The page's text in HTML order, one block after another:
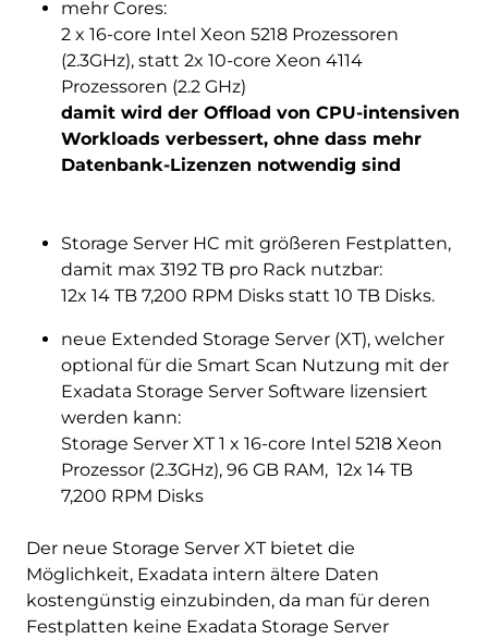
mehr Cores:
2 x 16-core Intel Xeon 5218 Prozessoren
(2.3GHz), statt 2x 10-core Xeon 4114
Prozessoren (2.2 GHz)
damit wird der Offload von CPU-intensiven
Workloads verbessert, ohne dass mehr
Datenbank-Lizenzen notwendig sind
Storage Server HC mit größeren Festplatten,
damit max 3192 TB pro Rack nutzbar:
12x 14 TB 7,200 RPM Disks statt 10 TB Disks.
neue Extended Storage Server (XT), welcher
optional für die Smart Scan Nutzung mit der
Exadata Storage Server Software lizensiert
werden kann:
Storage Server XT 1 x 16-core Intel 5218 Xeon
Prozessor (2.3GHz), 96 GB RAM, 12x 14 TB
7,200 RPM Disks
Der neue Storage Server XT bietet die
Möglichkeit, Exadata intern ältere Daten
kostengünstig einzubinden, da man für deren
Festplatten keine Exadata Storage Server